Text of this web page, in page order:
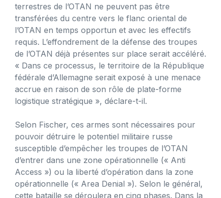
terrestres de l’OTAN ne peuvent pas être
transférées du centre vers le flanc oriental de
l’OTAN en temps opportun et avec les effectifs
requis. L’effondrement de la défense des troupes
de l’OTAN déjà présentes sur place serait accéléré.
« Dans ce processus, le territoire de la République
fédérale d’Allemagne serait exposé à une menace
accrue en raison de son rôle de plate-forme
logistique stratégique », déclare-t-il.
Selon Fischer, ces armes sont nécessaires pour
pouvoir détruire le potentiel militaire russe
susceptible d’empêcher les troupes de l’OTAN
d’entrer dans une zone opérationnelle (« Anti
Access ») ou la liberté d’opération dans la zone
opérationnelle (« Area Denial »). Selon le général,
cette bataille se déroulera en cinq phases. Dans la